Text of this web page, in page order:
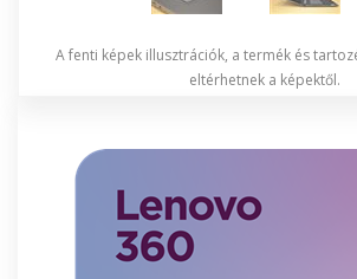
A fenti képek illusztrációk, a termék és
eltérhetnek a képektől.